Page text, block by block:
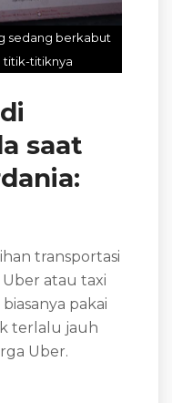
sedang berkabut
titik-titiknya
saat
transportasi
atau taxi
pakai
terlalu jauh
Uber.